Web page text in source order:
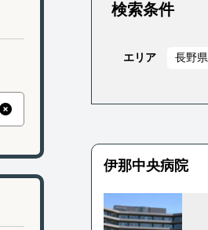
検索条件
エリア 長野県
伊那中央病院